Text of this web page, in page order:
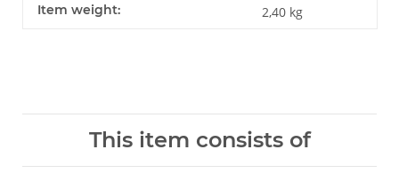
Item weight: 2,40 kg
This item consists of